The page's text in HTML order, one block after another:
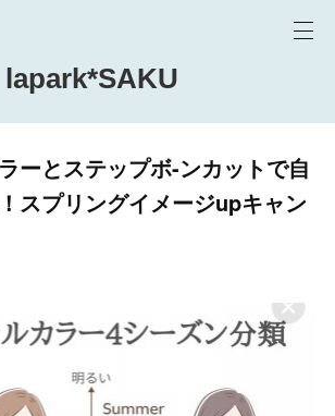
lapark*SAKU
ーとステップボ-ンカットで自
スプリングイメージupキャン